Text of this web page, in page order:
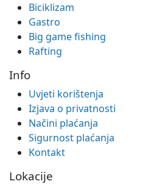
Biciklizam
Gastro
Big game fishing
Rafting
Info
Uvjeti korištenja
Izjava o privatnosti
Načini plaćanja
Sigurnost plaćanja
Kontakt
Lokacije